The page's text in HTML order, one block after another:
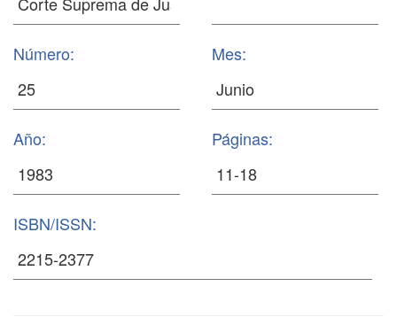
Número: Mes:
Año: Páginas:
ISBN/ISSN: